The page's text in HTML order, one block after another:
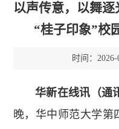
以声传意，以舞逐
“桂子印象”校
时间：
华新在线讯（通
晚，华中师范大学第